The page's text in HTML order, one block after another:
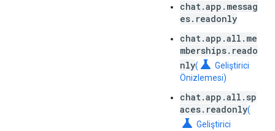
chat.app.messag
es.readonly
chat.app.all.me
mberships.reado
nly( science Geliştirici
Önizlemesi)
chat.app.all.sp
aces.readonly(
science Geliştirici